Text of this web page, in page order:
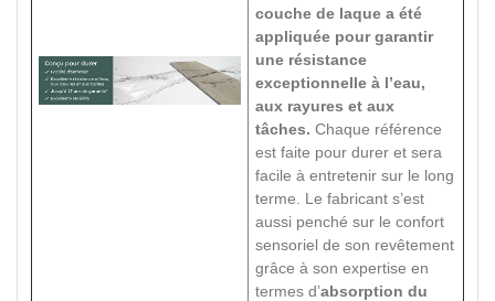
couche de laque a été
appliquée pour garantir
une résistance
exceptionnelle à l’eau,
aux rayures et aux
tâches. Chaque référence
est faite pour durer et sera
facile à entretenir sur le long
terme. Le fabricant s’est
aussi penché sur le confort
sensoriel de son revêtement
grâce à son expertise en
termes d’absorption du